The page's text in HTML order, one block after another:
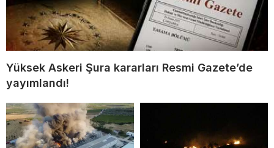
Yüksek Askeri Şura kararları Resmi Gazete’de
yayımlandı!